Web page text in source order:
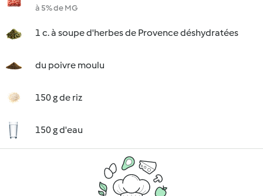
à 5% de MG
1 c. à soupe d'herbes de Provence déshydratées
du poivre moulu
150 g de riz
150 g d'eau